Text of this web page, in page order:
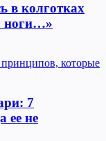
в колготках
ноги…»
7
ее не